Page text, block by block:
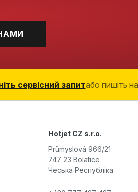
сервісний запитабо пишіть на
Hotjet CZ s.r.o.
Průmyslová 966/21
747 23 Bolatice
Чеська Республіка